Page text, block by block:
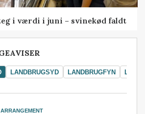
i værdi i juni – svinekød faldt
LANDBRUGSYD LANDBRUGFYN
ARRANGEMENT